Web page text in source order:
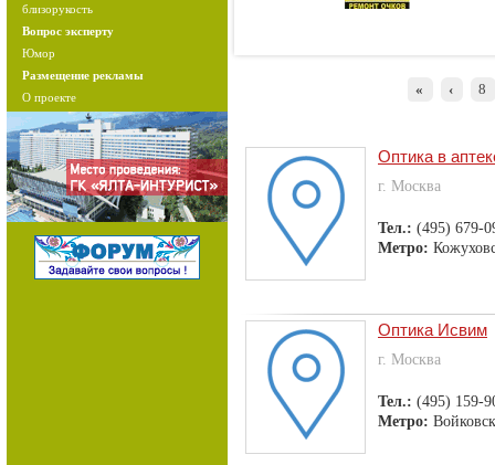
близорукость
Вопрос эксперту
Юмор
Размещение рекламы
О проекте
« ‹ 8
Оптика в
г. Москва
Тел.: (495) 679-
Метро:
Оптика Исвим
г. Москва
Тел.: (495) 159-
Метро: